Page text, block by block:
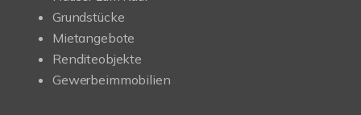
Grundstücke
Mietangebote
Renditeobjekte
Gewerbeimmobilien